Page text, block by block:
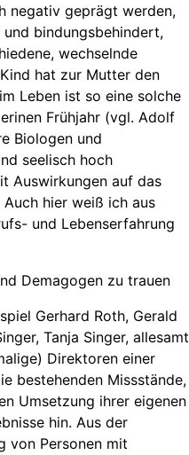
negativ geprägt werden,
bindungsbehindert,
wechselnde
hat zur Mutter den
Leben ist so eine solche
Frühjahr (vgl. Adolf
Biologen und
seelisch hoch
Auswirkungen auf das
hier weiß ich aus
und Lebenserfahrung
Demagogen zu trauen
Gerhard Roth, Gerald
Tanja Singer, allesamt
Direktoren einer
bestehenden Missstände,
Umsetzung ihrer eigenen
hin. Aus der
von Personen mit